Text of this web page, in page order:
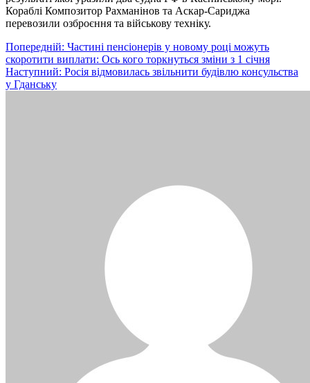
Кораблі Композитор Рахманінов та Аскар-Сариджа
перевозили озброєння та військову техніку.
Навігація
записів
Попередній: Частині пенсіонерів у новому році можуть
скоротити виплати: Ось кого торкнуться зміни з 1 січня
Наступний: Росія відмовилась звільнити будівлю консульства
у Гданську